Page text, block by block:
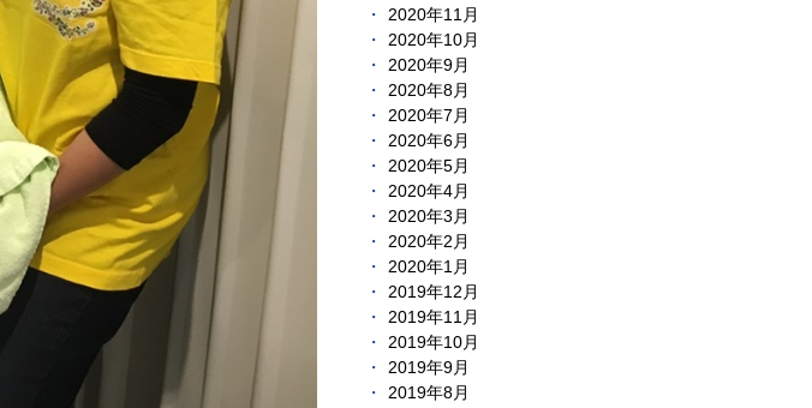
2020年11月
2020年10月
2020年9月
2020年8月
2020年7月
2020年6月
2020年5月
2020年4月
2020年3月
2020年2月
2020年1月
2019年12月
2019年11月
2019年10月
2019年9月
2019年8月